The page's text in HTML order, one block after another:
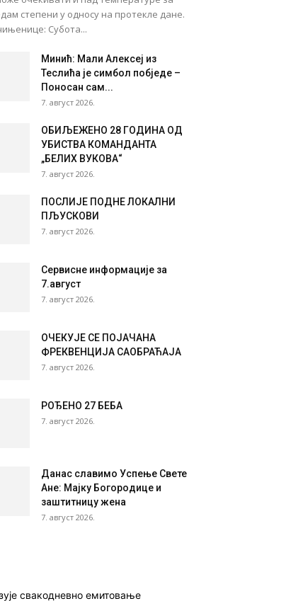
степени у односу на протекле дане.
Субота...
Минић: Мали Алексеј из
Теслића је симбол побједе –
Поносан сам...
7. август 2026.
ОБИЉЕЖЕНО 28 ГОДИНА ОД
УБИСТВА КОМАНДАНТА
„БЕЛИХ ВУКОВА“
7. август 2026.
ПОСЛИЈЕ ПОДНЕ ЛОКАЛНИ
ПЉУСКОВИ
7. август 2026.
Сервисне информације за
7.август
7. август 2026.
ОЧЕКУЈЕ СЕ ПОЈАЧАНА
ФРЕКВЕНЦИЈА САОБРАЋАЈА
7. август 2026.
РОЂЕНО 27 БЕБА
7. август 2026.
Данас славимо Успење Свете
Ане: Мајку Богородице и
заштитницу жена
7. август 2026.
свакодневно емитовање